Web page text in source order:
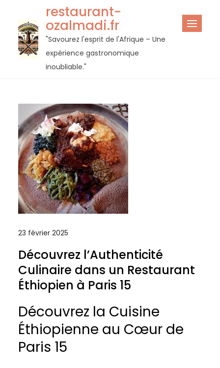
contenu
restaurant-
ozalmadi.fr
"Savourez l'esprit de l'Afrique – Une
expérience gastronomique
inoubliable."
23 février 2025
Découvrez l’Authenticité
Culinaire dans un Restaurant
Éthiopien à Paris 15
Découvrez la Cuisine
Éthiopienne au Cœur de
Paris 15